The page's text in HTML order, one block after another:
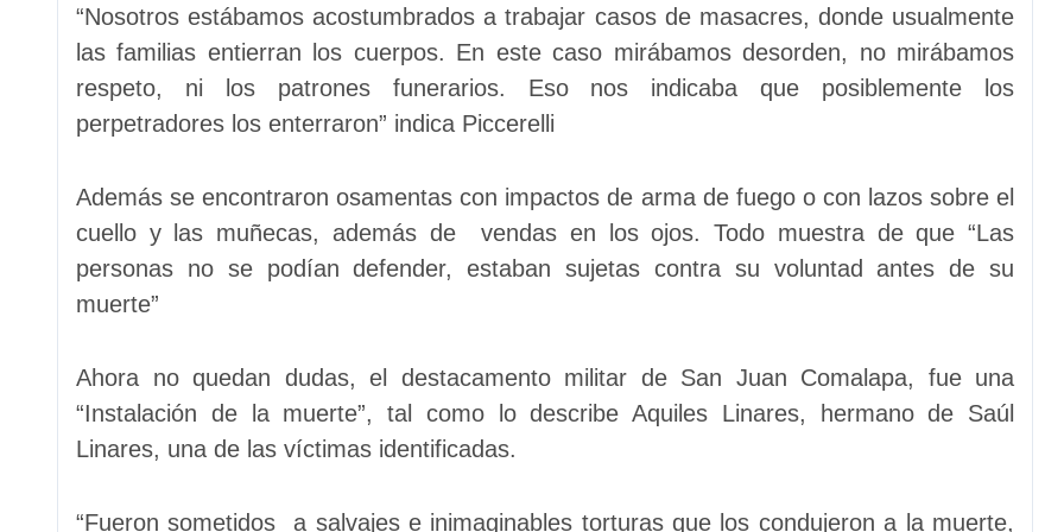
“Nosotros estábamos acostumbrados a trabajar casos de masacres, donde usualmente
las familias entierran los cuerpos. En este caso mirábamos desorden, no mirábamos
respeto, ni los patrones funerarios. Eso nos indicaba que posiblemente los
perpetradores los enterraron” indica Piccerelli
Además se encontraron osamentas con impactos de arma de fuego o con lazos sobre el
cuello y las muñecas, además de vendas en los ojos. Todo muestra de que “Las
personas no se podían defender, estaban sujetas contra su voluntad antes de su
muerte”
Ahora no quedan dudas, el destacamento militar de San Juan Comalapa, fue una
“Instalación de la muerte”, tal como lo describe Aquiles Linares, hermano de Saúl
Linares, una de las víctimas identificadas.
“Fueron sometidos a salvajes e inimaginables torturas que los condujeron a la muerte,